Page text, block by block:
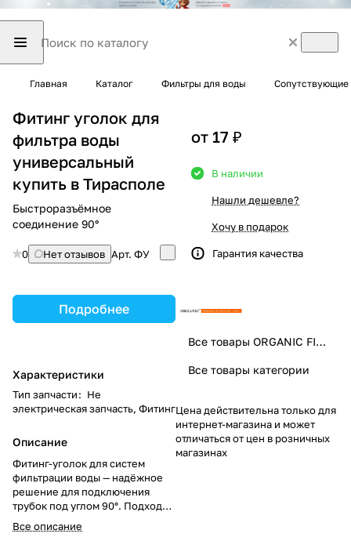
Главная Каталог Фильтры для воды
Фитинг уголок для
фильтра воды
универсальный
купить в Тирасполе
Быстроразъёмное
соединение 90°
0 Нет отзывов Арт. ФУ
Подробнее
Характеристики
Тип запчасти: Не
электрическая запчасть, Фитинг
Описание
Фитинг-уголок для систем
фильтрации воды — надёжное
решение для подключения
трубок под углом 90°. Подходит
для обратного осмоса и
проточных фильтров.
Все описание
от 17 ₽
В наличии
Нашли дешевле?
Хочу в подарок
Гарантия качества
Все товары ORGANIC FILTER
Все товары категории
Цена действительна только для
интернет-магазина и может
отличаться от цен в розничных
магазинах